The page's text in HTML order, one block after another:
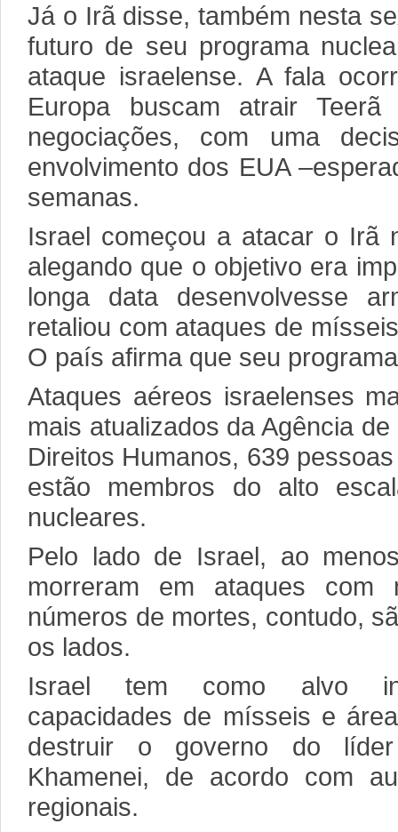
Já o Irã disse, também nesta
futuro de seu programa
ataque israelense. A fala
Europa buscam atrair
negociações, com uma
envolvimento dos EUA
semanas.
Israel começou a atacar o Irã
alegando que o objetivo era
longa data desenvolvesse
retaliou com ataques de
O país afirma que seu
Ataques aéreos israelenses
mais atualizados da Agência
Direitos Humanos, 639
estão membros do alto
nucleares.
Pelo lado de Israel, ao
morreram em ataques com
números de mortes, contudo,
os lados.
Israel tem como alvo
capacidades de mísseis e
destruir o governo do
Khamenei, de acordo com
regionais.